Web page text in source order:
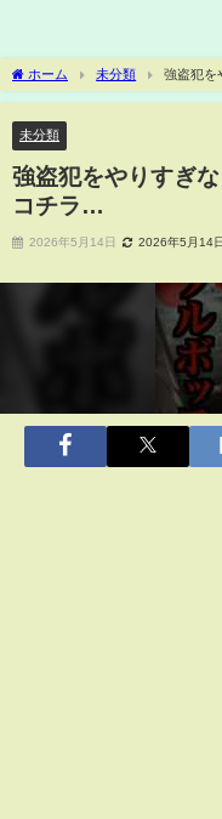
ホーム 未分類 強盗犯を
未分類
強盗犯をやりすぎ
コチラ…
2026年5月14日 2026年5月14日